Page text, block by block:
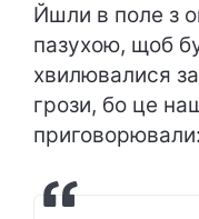
Йшли в поле з
пазухою, щоб
хвилювалися
грози, бо це
приговорювали: